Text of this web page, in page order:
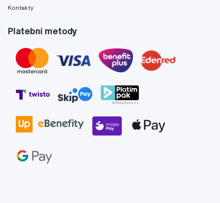
Kontakty
Platební metody